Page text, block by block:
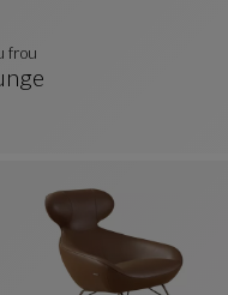
Frou Frou
Complète
frou